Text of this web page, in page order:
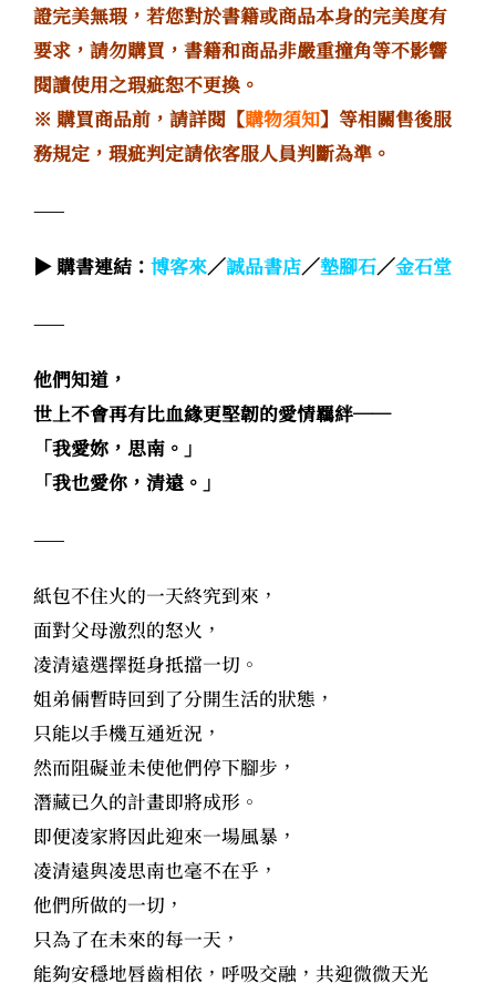
證完美無瑕，若您對於書籍或商品本身的完美度有
要求，請勿購買，書籍和商品非嚴重撞角等不影響
閱讀使用之瑕疵恕不更換。
※ 購買商品前，請詳閱【購物須知】等相關售後服
務規定，瑕疵判定請依客服人員判斷為準。
——
▶ 購書連結： 博客來／誠品書店／墊腳石／金石堂
——
他們知道，
世上不會再有比血緣更堅韌的愛情羈絆──
「我愛妳，思南。」
「我也愛你，清遠。」
——
紙包不住火的一天終究到來，
面對父母激烈的怒火，
凌清遠選擇挺身抵擋一切。
姐弟倆暫時回到了分開生活的狀態，
只能以手機互通近況，
然而阻礙並未使他們停下腳步，
潛藏已久的計畫即將成形。
即便凌家將因此迎來一場風暴，
凌清遠與凌思南也毫不在乎，
他們所做的一切，
只為了在未來的每一天，
能夠安穩地唇齒相依，呼吸交融，共迎微微天光